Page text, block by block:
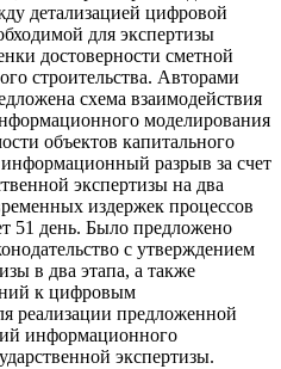
детализацией цифровой
для экспертизы
достоверности сметной
строительства. Авторами
схема взаимодействия
моделирования
объектов капитального
разрыв за счет
экспертизы на два
издержек процессов
51 день. Было предложено
с утверждением
в два этапа, а также
к цифровым
реализации предложенной
информационного
экспертизы.